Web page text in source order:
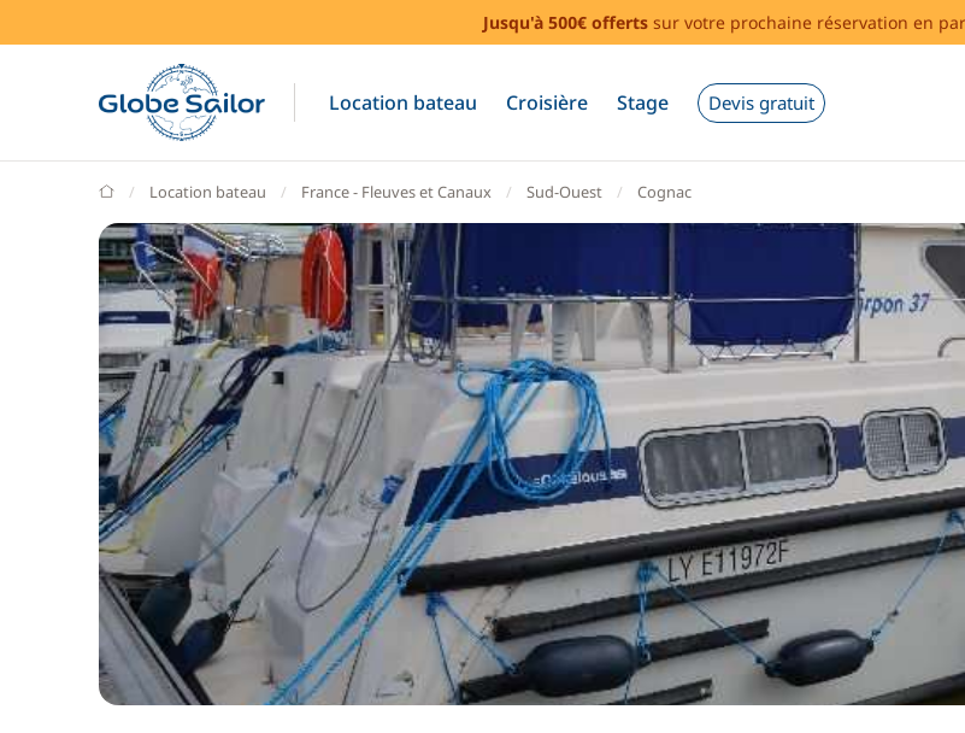
Jusqu'à 500€ offerts sur votre prochaine réservation en
Location bateau Croisière Stage Devis gratuit
GlobeSailor
Location bateau France - Fleuves et Canaux Sud-Ouest Cognac